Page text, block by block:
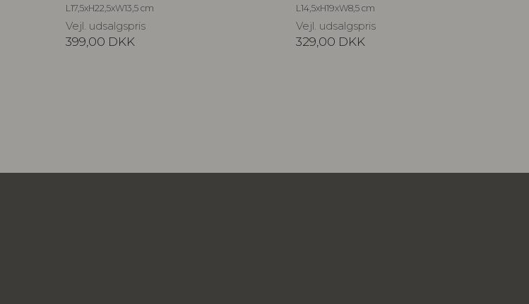
L17,5xH22,5xW13,5 cm
Vejl. udsalgspris
399,00 DKK
L14,5xH19xW8,5 cm
Vejl. udsalgspris
329,00 DKK